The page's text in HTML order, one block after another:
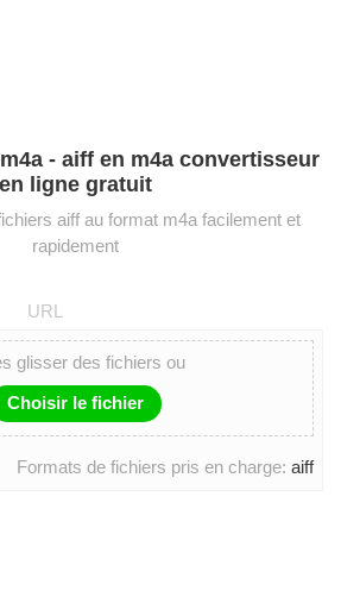
- aiff en m4a convertisseur
en ligne gratuit
aiff au format m4a facilement et
rapidement
URL
glisser des fichiers ou
Choisir le fichier
Formats de fichiers pris en charge: aiff